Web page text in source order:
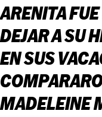
ARENITA
DEJAR A SU
EN SUS
MADELEINE